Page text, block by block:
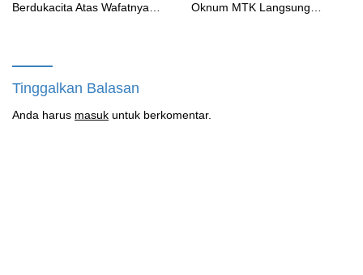
Berdukacita Atas Wafatnya
Oknum MTK Langsung
Tinggalkan Balasan
Anda harus masuk untuk berkomentar.